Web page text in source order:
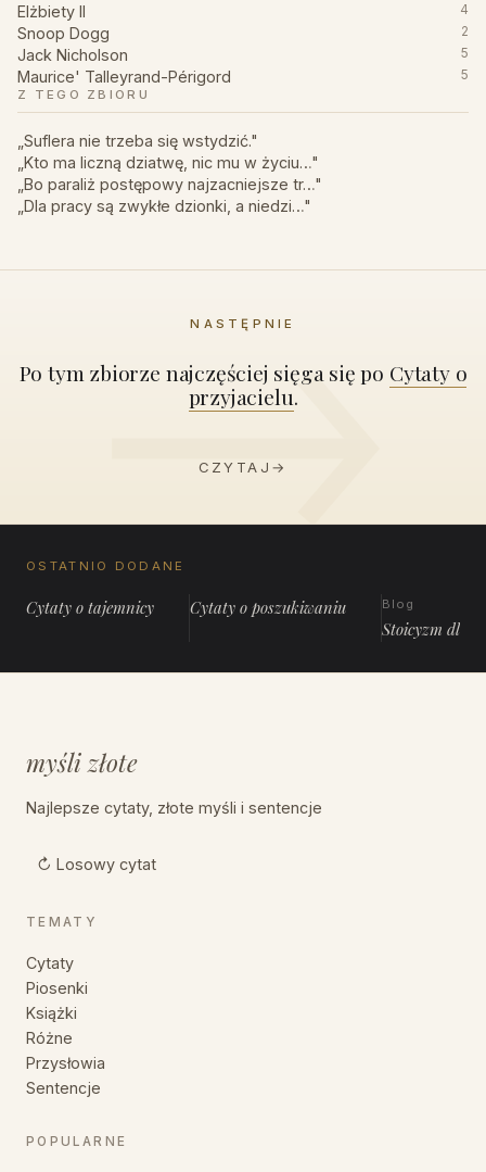
Elżbiety II 4
Snoop Dogg 2
Jack Nicholson 5
Maurice' Talleyrand-Périgord
5
Z TEGO ZBIORU
„Suflera nie trzeba się wstydzić."
„Kto ma liczną dziatwę, nic mu w życiu…"
„Bo paraliż postępowy najzacniejsze tr…"
„Dla pracy są zwykłe dzionki, a niedzi…"
NASTĘPNIE
Po tym zbiorze najczęściej sięga się po Cytaty o
przyjacielu.
CZYTAJ →
OSTATNIO DODANE
Cytaty o tajemnicy Cytaty o poszukiwaniu Blog
Stoicyzm dla
myśli złote
Najlepsze cytaty, złote myśli i sentencje
↻ Losowy cytat
TEMATY
Cytaty
Piosenki
Książki
Różne
Przysłowia
Sentencje
POPULARNE